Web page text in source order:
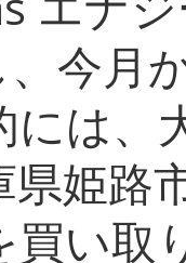
、今月
には、
県姫路
買い取